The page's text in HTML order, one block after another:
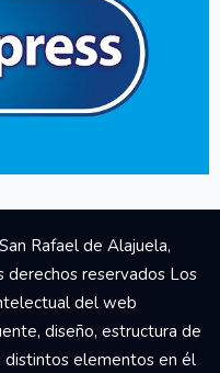
Rafael de Alajuela,
derechos reservados Los
del web
diseño, estructura de
distintos elementos en él